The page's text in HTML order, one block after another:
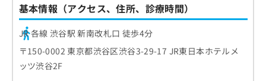
基本情報（アクセス、住所、診療時間）
JR 各線 渋谷駅 新南改札口 徒歩4分
〒150-0002 東京都渋谷区渋谷3-29-17 JR東日本ホテルメ
ッツ渋谷2F